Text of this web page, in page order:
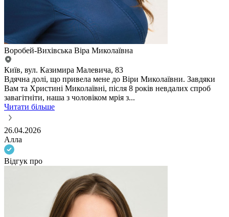
Воробей-Вихівська Віра Миколаївна
Київ, вул. Казимира Малевича, 83
Вдячна долі, що привела мене до Віри Миколаївни. Завдяки
Вам та Христині Миколаївні, після 8 років невдалих спроб
завагітніти, наша з чоловіком мрія з...
Читати більше
26.04.2026
Алла
Відгук про